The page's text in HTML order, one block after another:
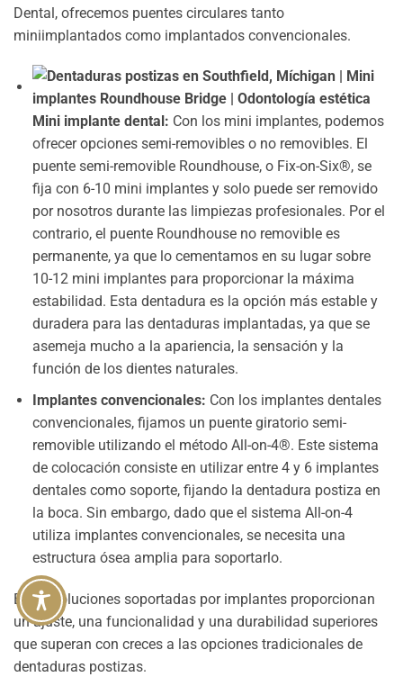
Dental, ofrecemos puentes circulares tanto
miniimplantados como implantados convencionales.
Mini implante dental: Con los mini implantes, podemos
ofrecer opciones semi-removibles o no removibles. El
puente semi-removible Roundhouse, o Fix-on-Six®, se
fija con 6-10 mini implantes y solo puede ser removido
por nosotros durante las limpiezas profesionales. Por el
contrario, el puente Roundhouse no removible es
permanente, ya que lo cementamos en su lugar sobre
10-12 mini implantes para proporcionar la máxima
estabilidad. Esta dentadura es la opción más estable y
duradera para las dentaduras implantadas, ya que se
asemeja mucho a la apariencia, la sensación y la
función de los dientes naturales.
Implantes convencionales: Con los implantes dentales
convencionales, fijamos un puente giratorio semi-
removible utilizando el método All-on-4®. Este sistema
de colocación consiste en utilizar entre 4 y 6 implantes
dentales como soporte, fijando la dentadura postiza en
la boca. Sin embargo, dado que el sistema All-on-4
utiliza implantes convencionales, se necesita una
estructura ósea amplia para soportarlo.
Estas soluciones soportadas por implantes proporcionan
un ajuste, una funcionalidad y una durabilidad superiores
que superan con creces a las opciones tradicionales de
dentaduras postizas.